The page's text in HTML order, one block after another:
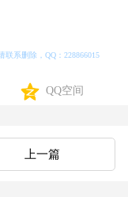
联系删除，QQ：228866015
QQ空间
上一篇